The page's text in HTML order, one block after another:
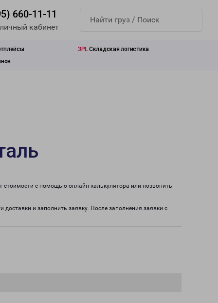
660-11-11
кабинет
3PL Складская логистика
стоимости с помощью онлайн-калькулятора или позвонить
доставки и заполнить заявку. После заполнения заявки с